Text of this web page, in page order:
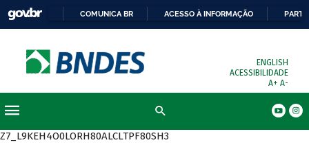
COMUNICA BR ACESSO À INFORMAÇÃO
ENGLISH
ACESSIBILIDADE
A+ A-
Z7_L9KEH4O0LORH80ALCLTPF80SH3